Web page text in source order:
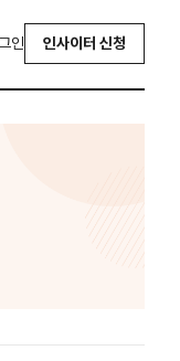
인 인사이터 신청